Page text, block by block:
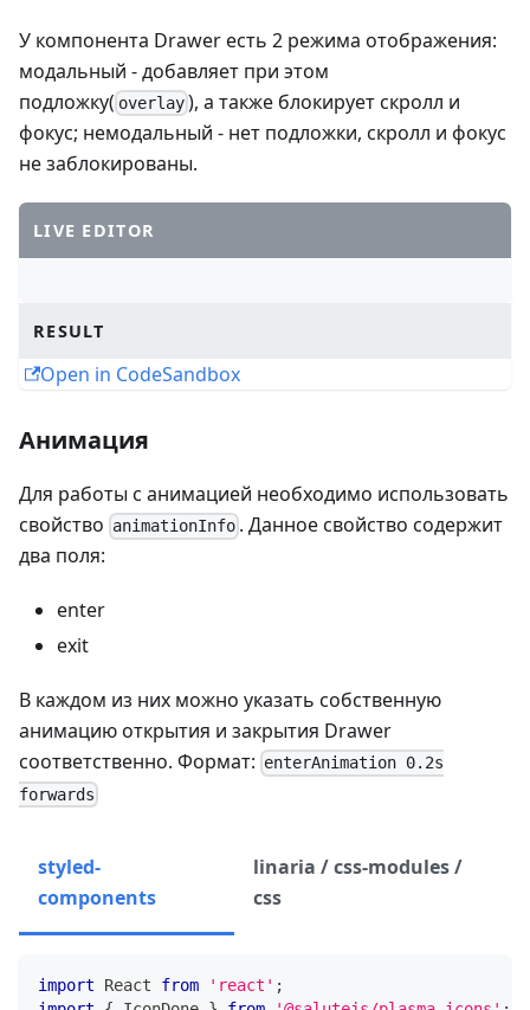
У компонента Drawer есть 2 режима отображения:
модальный - добавляет при этом
подложку( overlay ), а также блокирует скролл и
фокус; немодальный - нет подложки, скролл и фокус
не заблокированы.
LIVE EDITOR
RESULT
Open in CodeSandbox
Анимация
Для работы с анимацией необходимо использовать
свойство animationInfo . Данное свойство содержит
два поля:
enter
exit
В каждом из них можно указать собственную
анимацию открытия и закрытия Drawer
соответственно. Формат: enterAnimation 0.2s
forwards
styled-
components
linaria / css-modules /
css
import React from 'react' ;